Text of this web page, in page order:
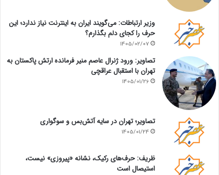
وزیر ارتباطات: می‌گویند ایران به اینترنت نیاز ندارد؛ این
حرف را کجای دلم بگذارم؟
1405/02/07
تصاویر: ورود ژنرال عاصم منیر فرمانده ارتش پاکستان به
تهران با استقبال عراقچی
1405/01/26
تصاویر؛ تهران در سایه آتش‌بس و سوگواری
1405/01/24
ظریف: حرف‌های رکیک، نشانه «پیروزی» نیست،
استیصال است